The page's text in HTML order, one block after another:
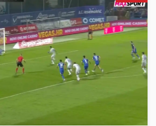
Pokretanje videa...